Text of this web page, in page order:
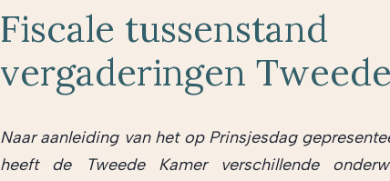
Fiscale tussenstand
vergaderingen
Naar aanleiding van het op Prinsjesdag
heeft de Tweede Kamer verschillende